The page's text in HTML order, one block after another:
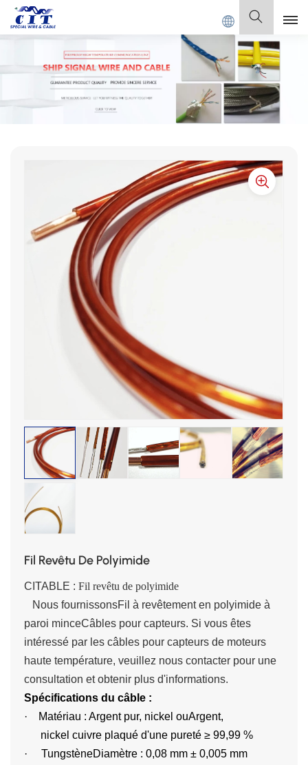
CABLE Co., Ltd. Français
English
Français
Italiano
Polski
Fil Revêtu De Polyimide
CITABLE : Fil revêtu de polyimide
Nous fournissonsFil à revêtement en polyimide à
paroi minceCâbles pour capteurs. Si vous êtes
intéressé par les câbles pour capteurs de moteurs
haute température, veuillez nous contacter pour une
consultation et obtenir plus d'informations.
Spécifications du câble :
·
Matériau : Argent pur, nickel ouArgent,
nickel cuivre plaqué d'une pureté ≥ 99,99 %
·
TungstèneDiamètre : 0,08 mm ± 0,005 mm